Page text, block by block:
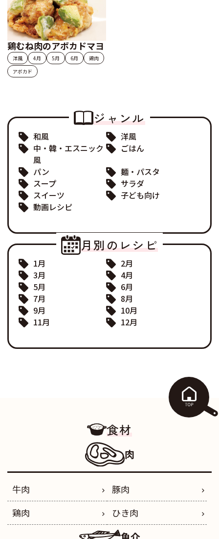
鶏むね肉のアボカドマヨ
洋風 4月 5月 6月
鶏肉
アボカド
ジャンル
和風
洋風
中・韓・エスニック
風
ごはん
パン
麺・パスタ
スープ
サラダ
スイーツ
子ども向け
動画レシピ
月別のレシピ
1月
2月
3月
4月
5月
6月
7月
8月
9月
10月
11月
12月
食材
肉
牛肉
豚肉
鶏肉
ひき肉